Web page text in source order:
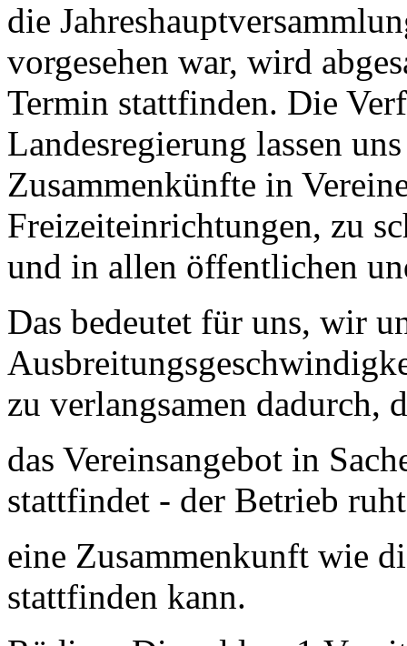
die
vorgesehen war, wird
Termin stattfinden. Die
Landesregierung lassen
Zusammenkünfte in
Freizeiteinrichtungen, zu
und in allen öffentlichen
Das bedeutet für uns, wir
zu verlangsamen dadurch,
das Vereinsangebot in
stattfindet - der Betrieb
eine Zusammenkunft wie
stattfinden kann.